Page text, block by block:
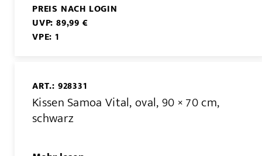
PREIS NACH LOGIN
UVP: 89,99 €
VPE: 1
ART.: 928331
Kissen Samoa Vital, oval, 90 × 70 cm,
schwarz